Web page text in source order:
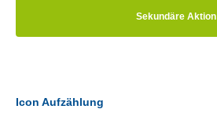
Sekundäre Aktion
Icon Aufzählung